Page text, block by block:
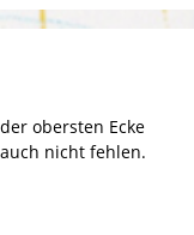
obersten Ecke
nicht fehlen.